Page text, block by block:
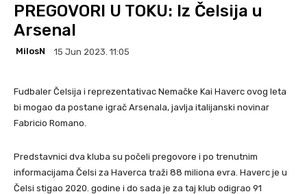
PREGOVORI U TOKU: Iz Čelsija u
Arsenal
MilosN 15 Jun 2023. 11:05
Fudbaler Čelsija i reprezentativac Nemačke Kai Haverc ovog leta
bi mogao da postane igrač Arsenala, javlja italijanski novinar
Fabricio Romano.
Predstavnici dva kluba su počeli pregovore i po trenutnim
informacijama Čelsi za Haverca traži 88 miliona evra. Haverc je u
Čelsi stigao 2020. godine i do sada je za taj klub odigrao 91